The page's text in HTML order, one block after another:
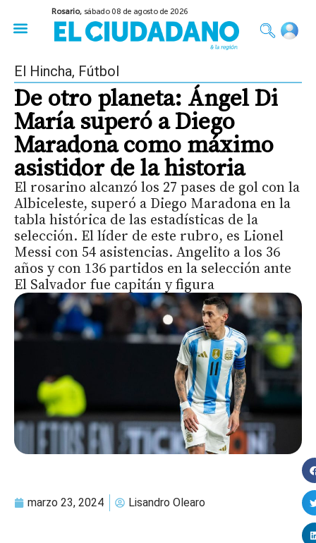
Rosario, sábado 08 de agosto de 2026
El Hincha, Fútbol
De otro planeta: Ángel Di
María superó a Diego
Maradona como máximo
asistidor de la historia
El rosarino alcanzó los 27 pases de gol con la
Albiceleste, superó a Diego Maradona en la
tabla histórica de las estadísticas de la
selección. El líder de este rubro, es Lionel
Messi con 54 asistencias. Angelito a los 36
años y con 136 partidos en la selección ante
El Salvador fue capitán y figura
marzo 23, 2024 Lisandro Olearo